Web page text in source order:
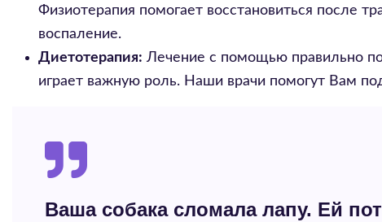
Физиотерапия помогает восстановиться после
воспаление.
Диетотерапия: Лечение с помощью правильно
играет важную роль. Наши врачи помогут Вам
Ваша собака сломала лапу. Ей